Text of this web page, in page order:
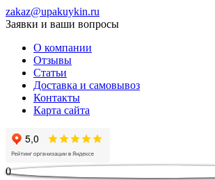
zakaz@upakuykin.ru
Заявки и ваши вопросы
О компании
Отзывы
Статьи
Доставка и самовывоз
Контакты
Карта сайта
0